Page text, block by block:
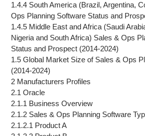
1.4.4 South America (Brazil, Argentina,
Ops Planning Software Status and
1.4.5 Middle East and Africa (Saudi
Nigeria and South Africa) Sales & Ops
Status and Prospect (2014-2024)
1.5 Global Market Size of Sales & Ops
(2014-2024)
2 Manufacturers Profiles
2.1 Oracle
2.1.1 Business Overview
2.1.2 Sales & Ops Planning Software
2.1.2.1 Product A